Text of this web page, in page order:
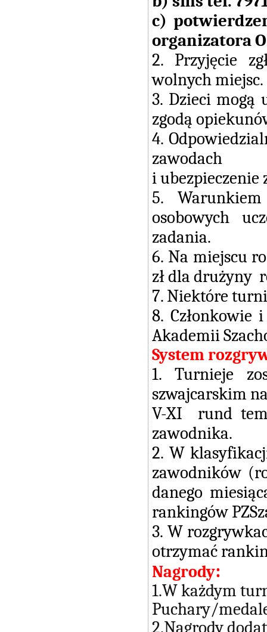
c)
organizatora
2. Przyjęcie
wolnych miejsc.
3. Dzieci mogą
zgodą
4.
zawodach
i ubezpieczenie
5.
osobowych
zadania.
6. Na miejscu
zł dla drużyny
7. Niektóre
8. Członkowie
Akademii
System
1. Turnieje
szwajcarskim
V-XI rund
zawodnika.
2. W
zawodników
danego
rankingów
3. W
otrzymać
Nagrody:
1.W każdym
Puchary/
2.Nagrody